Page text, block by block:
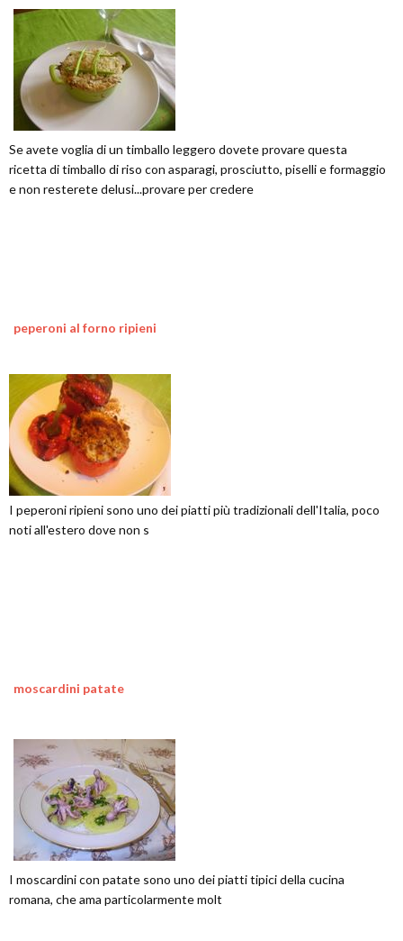
Se avete voglia di un timballo leggero dovete provare questa
ricetta di timballo di riso con asparagi, prosciutto, piselli e formaggio
e non resterete delusi...provare per credere
peperoni al forno ripieni
I peperoni ripieni sono uno dei piatti più tradizionali dell'Italia, poco
noti all'estero dove non s
moscardini patate
I moscardini con patate sono uno dei piatti tipici della cucina
romana, che ama particolarmente molt